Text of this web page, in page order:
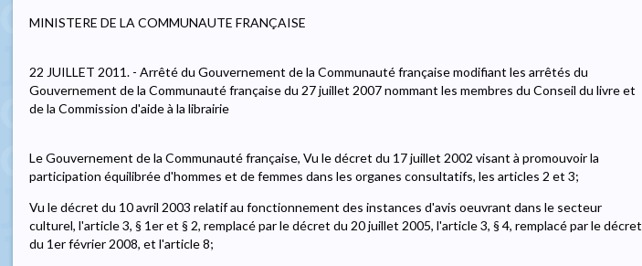
MINISTERE DE LA COMMUNAUTE FRANÇAISE
22 JUILLET 2011. - Arrêté du Gouvernement de la Communauté française modifiant les arrêtés du
Gouvernement de la Communauté française du 27 juillet 2007 nommant les membres du Conseil du livre et
de la Commission d'aide à la librairie
Le Gouvernement de la Communauté française, Vu le décret du 17 juillet 2002 visant à promouvoir la
participation équilibrée d'hommes et de femmes dans les organes consultatifs, les articles 2 et 3;
Vu le décret du 10 avril 2003 relatif au fonctionnement des instances d'avis oeuvrant dans le secteur
culturel, l'article 3, § 1er et § 2, remplacé par le décret du 20 juillet 2005, l'article 3, § 4, remplacé par le décret
du 1er février 2008, et l'article 8;